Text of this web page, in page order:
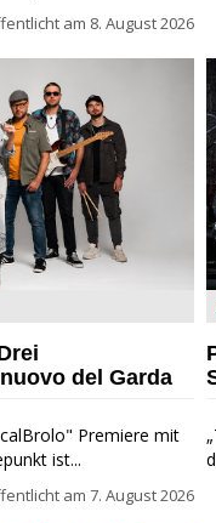
am 8. August 2026
su Cuba" zu Gast
del Garda
Premiere mit
ist...
am 7. August 2026